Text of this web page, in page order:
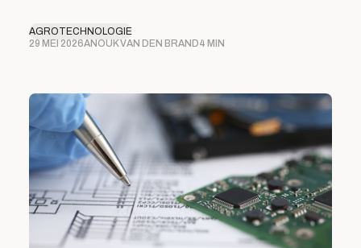
AGROTECHNOLOGIE
29 MEI 2026ANOUK VAN DEN BRAND4 MIN